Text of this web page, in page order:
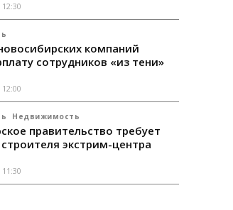
12:30
компаний
сотрудников «из тени»
12:00
Недвижимость
правительство требует
экстрим-центра
11:30